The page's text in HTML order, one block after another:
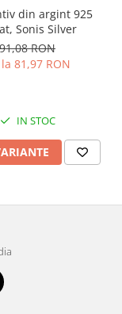
din argint 925
Sonis Silver
91,08 RON
81,97 RON
IN STOC